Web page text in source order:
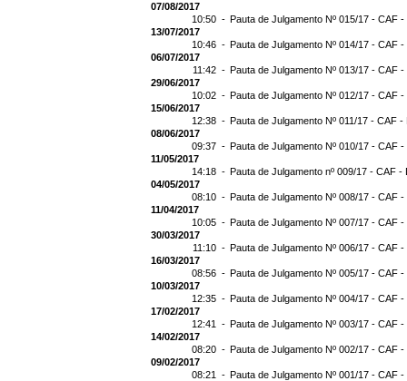
07/08/2017
10:50 - Pauta de Julgamento Nº 015/17 - CAF
13/07/2017
10:46 - Pauta de Julgamento Nº 014/17 - CAF
06/07/2017
11:42 - Pauta de Julgamento Nº 013/17 - CAF -
29/06/2017
10:02 - Pauta de Julgamento Nº 012/17 - CAF
15/06/2017
12:38 - Pauta de Julgamento Nº 011/17 - CAF -
08/06/2017
09:37 - Pauta de Julgamento Nº 010/17 - CAF
11/05/2017
14:18 - Pauta de Julgamento nº 009/17 - CAF -
04/05/2017
08:10 - Pauta de Julgamento Nº 008/17 - CAF
11/04/2017
10:05 - Pauta de Julgamento Nº 007/17 - CAF
30/03/2017
11:10 - Pauta de Julgamento Nº 006/17 - CAF
16/03/2017
08:56 - Pauta de Julgamento Nº 005/17 - CAF
10/03/2017
12:35 - Pauta de Julgamento Nº 004/17 - CAF
17/02/2017
12:41 - Pauta de Julgamento Nº 003/17 - CAF
14/02/2017
08:20 - Pauta de Julgamento Nº 002/17 - CAF
09/02/2017
08:21 - Pauta de Julgamento Nº 001/17 - CAF